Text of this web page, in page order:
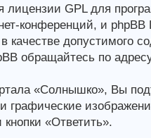
GPL для
конференций, и phpBB
качестве допустимого
обращайтесь по
«Солнышко», Вы
«Ответить».